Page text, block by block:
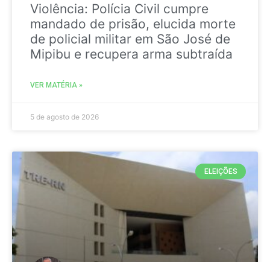
Violência: Polícia Civil cumpre
mandado de prisão, elucida morte
de policial militar em São José de
Mipibu e recupera arma subtraída
VER MATÉRIA »
5 de agosto de 2026
ELEIÇÕES